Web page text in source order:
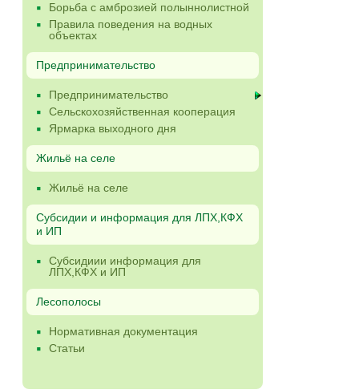
Борьба с амброзией полыннолистной
Правила поведения на водных
объектах
Предпринимательство
Предпринимательство
Сельскохозяйственная кооперация
Ярмарка выходного дня
Жильё на селе
Жильё на селе
Субсидии и информация для ЛПХ,КФХ
и ИП
Субсидиии информация для
ЛПХ,КФХ и ИП
Лесополосы
Нормативная документация
Статьи